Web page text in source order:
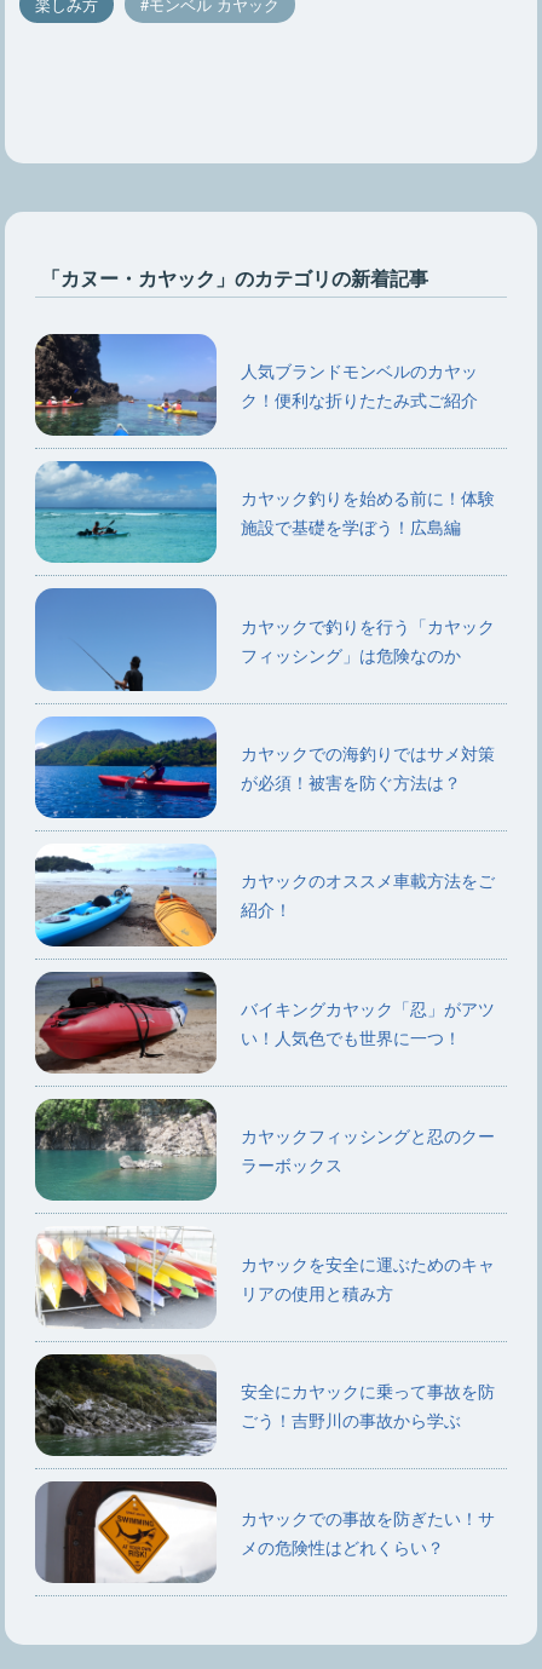
「カヌー・カヤック」のカテゴリの新着記事
人気ブランドモンベルのカヤッ
ク！便利な折りたたみ式ご紹介
カヤック釣りを始める前に！体験
施設で基礎を学ぼう！広島編
カヤックで釣りを行う「カヤック
フィッシング」は危険なのか
カヤックでの海釣りではサメ対策
が必須！被害を防ぐ方法は？
カヤックのオススメ車載方法をご
紹介！
バイキングカヤック「忍」がアツ
い！人気色でも世界に一つ！
カヤックフィッシングと忍のクー
ラーボックス
カヤックを安全に運ぶためのキャ
リアの使用と積み方
安全にカヤックに乗って事故を防
ごう！吉野川の事故から学ぶ
カヤックでの事故を防ぎたい！サ
メの危険性はどれくらい？